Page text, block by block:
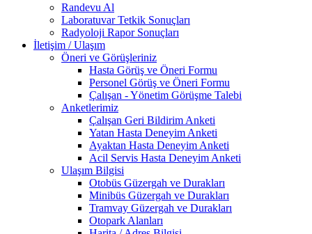
Randevu Al
Laboratuvar Tetkik Sonuçları
Radyoloji Rapor Sonuçları
İletişim / Ulaşım
Öneri ve Görüşleriniz
Hasta Görüş ve Öneri Formu
Personel Görüş ve Öneri Formu
Çalışan - Yönetim Görüşme Talebi
Anketlerimiz
Çalışan Geri Bildirim Anketi
Yatan Hasta Deneyim Anketi
Ayaktan Hasta Deneyim Anketi
Acil Servis Hasta Deneyim Anketi
Ulaşım Bilgisi
Otobüs Güzergah ve Durakları
Minibüs Güzergah ve Durakları
Tramvay Güzergah ve Durakları
Otopark Alanları